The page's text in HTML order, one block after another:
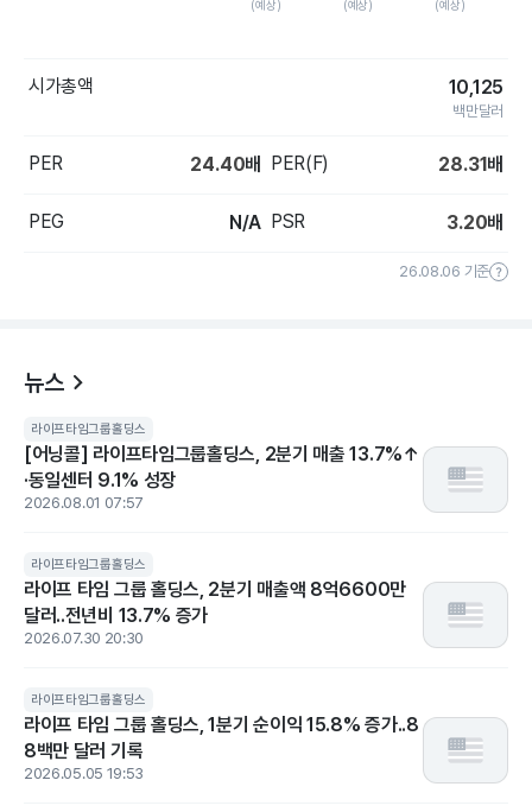
(예상) (예상) (예상)
시가총액 10,125
백만달러
PER 24.40배 PER(F) 28.31배
PEG N/A PSR 3.20배
26.08.06 기준
뉴스
라이프타임그룹홀딩스
[어닝콜] 라이프타임그룹홀딩스, 2분기 매출 13.7%↑
·동일센터 9.1% 성장
2026.08.01 07:57
라이프타임그룹홀딩스
라이프 타임 그룹 홀딩스, 2분기 매출액 8억6600만
달러..전년비 13.7% 증가
2026.07.30 20:30
라이프타임그룹홀딩스
라이프 타임 그룹 홀딩스, 1분기 순이익 15.8% 증가..8
8백만 달러 기록
2026.05.05 19:53